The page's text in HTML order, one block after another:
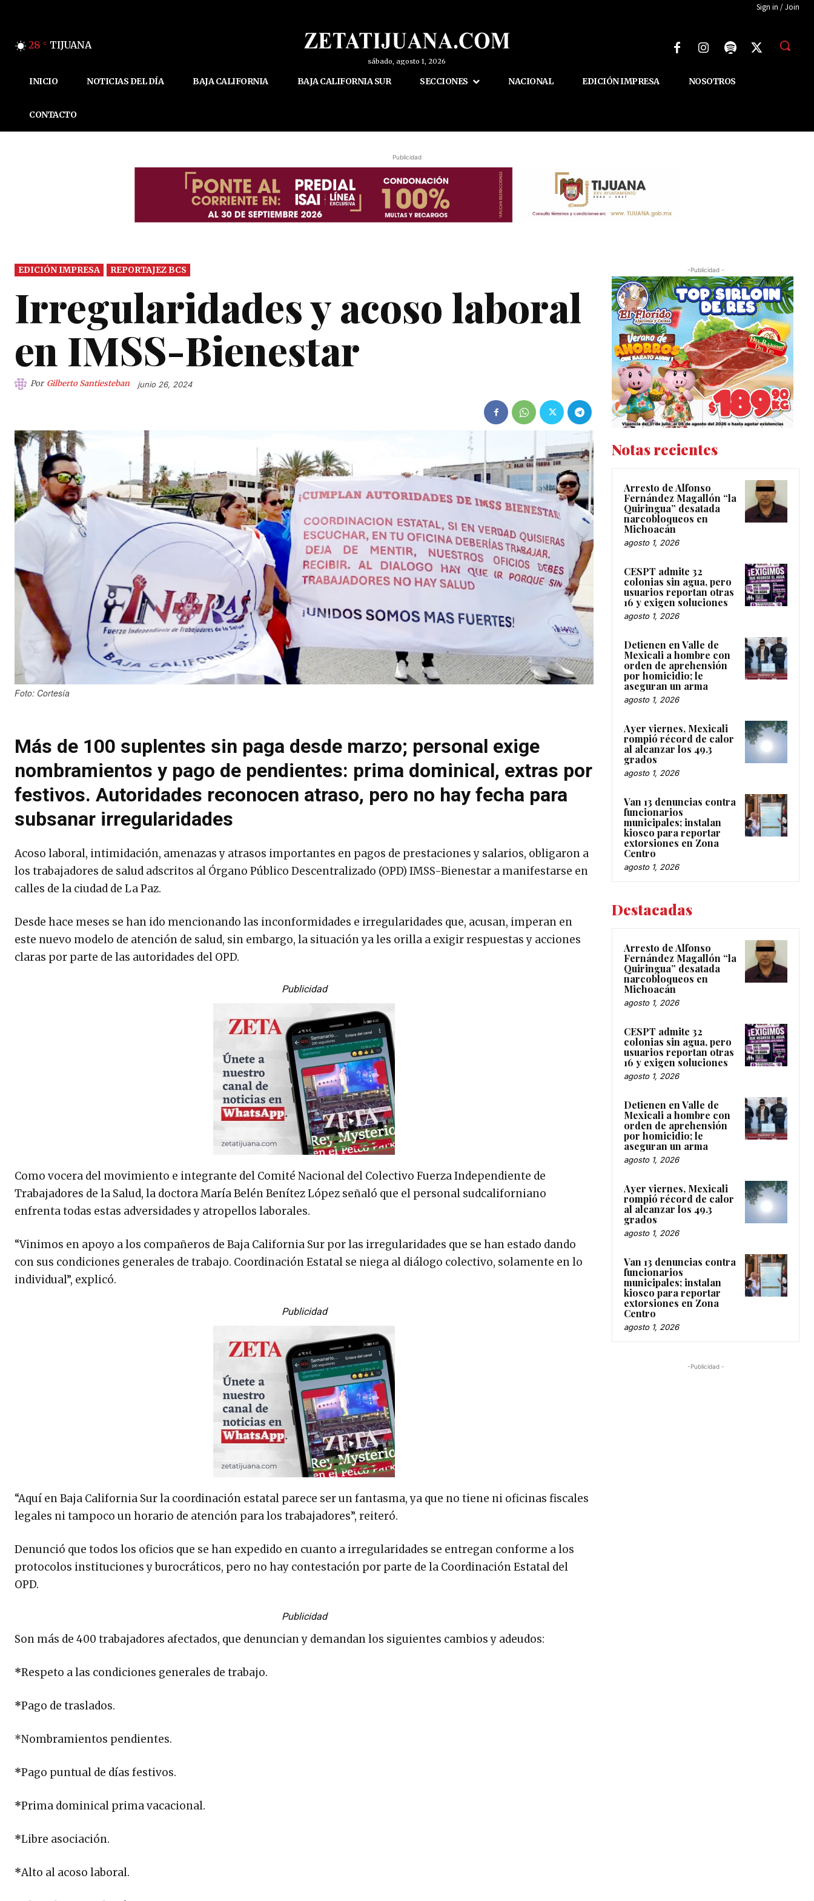
Sign in / Join
28 C TIJUANA
sábado, agosto 1, 2026
INICIO NOTICIAS DEL DÍA BAJA CALIFORNIA BAJA CALIFORNIA SUR SECCIONES NACIONAL EDICIÓN IMPRESA NOSOTROS
CONTACTO
Publicidad
EDICIÓN IMPRESA REPORTAJEZ BCS
Irregularidades y acoso laboral
en IMSS-Bienestar
Por Gilberto Santiesteban junio 26, 2024
Foto: Cortesía
Más de 100 suplentes sin paga desde marzo; personal exige
nombramientos y pago de pendientes: prima dominical, extras por
festivos. Autoridades reconocen atraso, pero no hay fecha para
subsanar irregularidades
Acoso laboral, intimidación, amenazas y atrasos importantes en pagos de prestaciones y salarios, obligaron a
los trabajadores de salud adscritos al Órgano Público Descentralizado (OPD) IMSS-Bienestar a manifestarse en
calles de la ciudad de La Paz.
Desde hace meses se han ido mencionando las inconformidades e irregularidades que, acusan, imperan en
este nuevo modelo de atención de salud, sin embargo, la situación ya les orilla a exigir respuestas y acciones
claras por parte de las autoridades del OPD.
Publicidad
Como vocera del movimiento e integrante del Comité Nacional del Colectivo Fuerza Independiente de
Trabajadores de la Salud, la doctora María Belén Benítez López señaló que el personal sudcaliforniano
enfrenta todas estas adversidades y atropellos laborales.
“Vinimos en apoyo a los compañeros de Baja California Sur por las irregularidades que se han estado dando
con sus condiciones generales de trabajo. Coordinación Estatal se niega al diálogo colectivo, solamente en lo
individual”, explicó.
Publicidad
“Aquí en Baja California Sur la coordinación estatal parece ser un fantasma, ya que no tiene ni oficinas fiscales
legales ni tampoco un horario de atención para los trabajadores”, reiteró.
Denunció que todos los oficios que se han expedido en cuanto a irregularidades se entregan conforme a los
protocolos instituciones y burocráticos, pero no hay contestación por parte de la Coordinación Estatal del
OPD.
Publicidad
Son más de 400 trabajadores afectados, que denuncian y demandan los siguientes cambios y adeudos:
*Respeto a las condiciones generales de trabajo.
*Pago de traslados.
*Nombramientos pendientes.
*Pago puntual de días festivos.
*Prima dominical prima vacacional.
*Libre asociación.
*Alto al acoso laboral.
-Publicidad -
Notas recientes
Arresto de Alfonso
Fernández Magallón “la
Quiringua” desatada
narcobloqueos en
Michoacán
agosto 1, 2026
CESPT admite 32
colonias sin agua, pero
usuarios reportan otras
16 y exigen soluciones
agosto 1, 2026
Detienen en Valle de
Mexicali a hombre con
orden de aprehensión
por homicidio; le
aseguran un arma
agosto 1, 2026
Ayer viernes, Mexicali
rompió récord de calor
al alcanzar los 49.3
grados
agosto 1, 2026
Van 13 denuncias contra
funcionarios
municipales; instalan
kiosco para reportar
extorsiones en Zona
Centro
agosto 1, 2026
Destacadas
Arresto de Alfonso
Fernández Magallón “la
Quiringua” desatada
narcobloqueos en
Michoacán
agosto 1, 2026
CESPT admite 32
colonias sin agua, pero
usuarios reportan otras
16 y exigen soluciones
agosto 1, 2026
Detienen en Valle de
Mexicali a hombre con
orden de aprehensión
por homicidio; le
aseguran un arma
agosto 1, 2026
Ayer viernes, Mexicali
rompió récord de calor
al alcanzar los 49.3
grados
agosto 1, 2026
Van 13 denuncias contra
funcionarios
municipales; instalan
kiosco para reportar
extorsiones en Zona
Centro
agosto 1, 2026
-Publicidad -